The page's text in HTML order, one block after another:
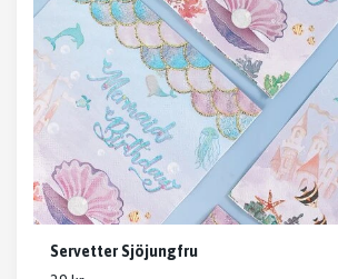
Servetter Sjöjungfru